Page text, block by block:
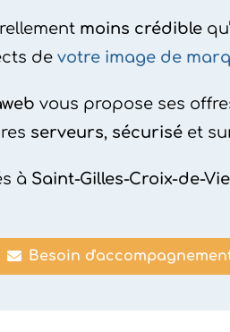
moins crédible
de votre image de
vous propose ses
serveurs, sécurisé et
à Saint-Gilles-Croix-de-Vie
Besoin